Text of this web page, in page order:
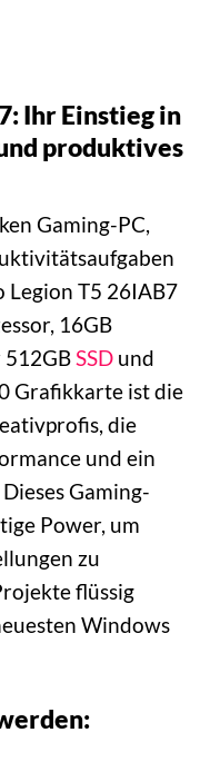
Ihr Einstieg in
produktives
Gaming-PC,
Legion T5 26IAB7
16GB
SSD und
Grafikkarte ist die
die
und ein
Gaming-
Power, um
zu
flüssig
Windows